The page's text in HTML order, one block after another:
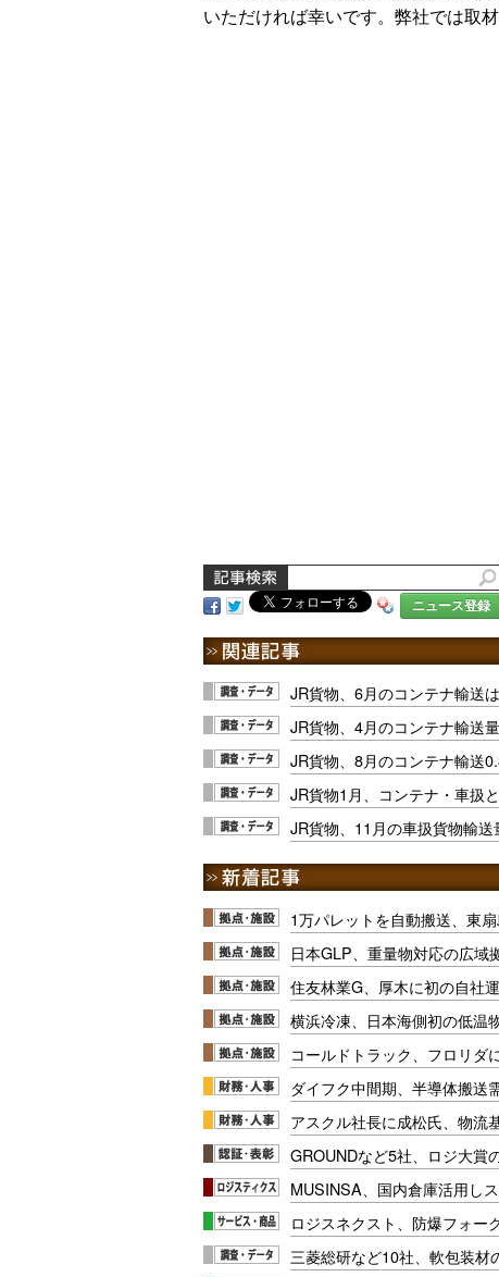
いただければ幸いです。弊社では取
ニュース登録
JR貨物、6月のコンテナ輸送
JR貨物、4月のコンテナ輸送
JR貨物、8月のコンテナ輸送
JR貨物1月、コンテナ・車扱
JR貨物、11月の車扱貨物輸
1万パレットを自動搬送、東
日本GLP、重量物対応の広域
住友林業G、厚木に初の自社
横浜冷凍、日本海側初の低温
コールドトラック、フロリダ
ダイフク中間期、半導体搬送
アスクル社長に成松氏、物流
GROUNDなど5社、ロジ大賞
MUSINSA、国内倉庫活用し
ロジスネクスト、防爆フォー
三菱総研など10社、軟包装材